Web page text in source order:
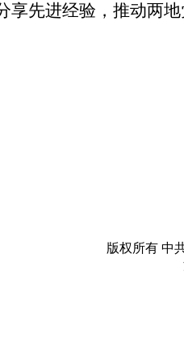
享先进经验，推动两
版权所有 中